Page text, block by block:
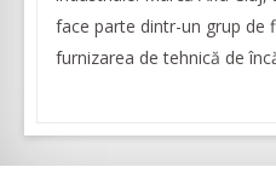
face parte dintr-un grup de
furnizarea de tehnică de